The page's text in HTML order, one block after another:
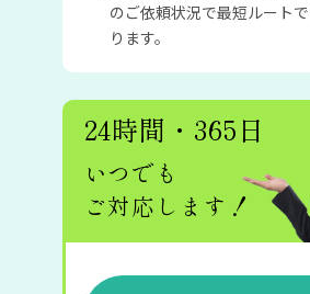
のご依頼状況で最短ルート
ります。
24時間・365日
いつでも
ご対応します！